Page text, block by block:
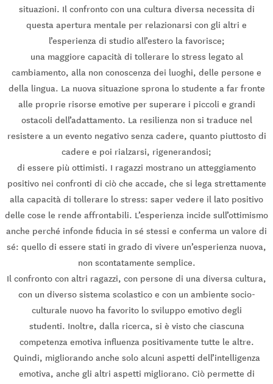
situazioni. Il confronto con una cultura diversa necessita di
questa apertura mentale per relazionarsi con gli altri e
l’esperienza di studio all’estero la favorisce;
una maggiore capacità di tollerare lo stress legato al
cambiamento, alla non conoscenza dei luoghi, delle persone e
della lingua. La nuova situazione sprona lo studente a far fronte
alle proprie risorse emotive per superare i piccoli e grandi
ostacoli dell’adattamento. La resilienza non si traduce nel
resistere a un evento negativo senza cadere, quanto piuttosto di
cadere e poi rialzarsi, rigenerandosi;
di essere più ottimisti. I ragazzi mostrano un atteggiamento
positivo nei confronti di ciò che accade, che si lega strettamente
alla capacità di tollerare lo stress: saper vedere il lato positivo
delle cose le rende affrontabili. L’esperienza incide sull’ottimismo
anche perché infonde fiducia in sé stessi e conferma un valore di
sé: quello di essere stati in grado di vivere un’esperienza nuova,
non scontatamente semplice.
Il confronto con altri ragazzi, con persone di una diversa cultura,
con un diverso sistema scolastico e con un ambiente socio-
culturale nuovo ha favorito lo sviluppo emotivo degli
studenti. Inoltre, dalla ricerca, si è visto che ciascuna
competenza emotiva influenza positivamente tutte le altre.
Quindi, migliorando anche solo alcuni aspetti dell’intelligenza
emotiva, anche gli altri aspetti migliorano. Ciò permette di